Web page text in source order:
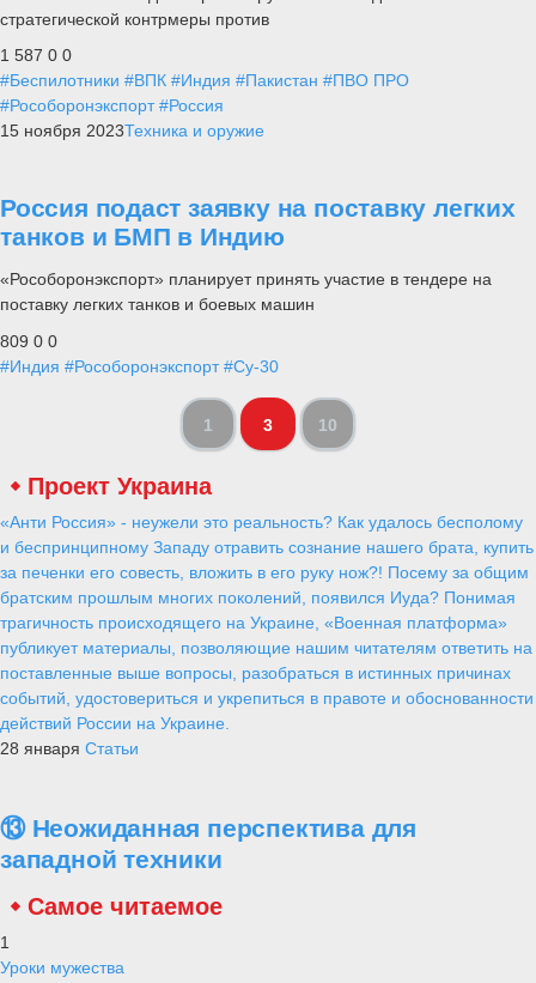
стратегической контрмеры против
1 587 0 0
#Беспилотники #ВПК #Индия #Пакистан #ПВО ПРО
#Рособоронэкспорт #Россия
15 ноября 2023Техника и оружие
Россия подаст заявку на поставку легких
танков и БМП в Индию
«Рособоронэкспорт» планирует принять участие в тендере на
поставку легких танков и боевых машин
809 0 0
#Индия #Рособоронэкспорт #Су-30
1 3 10
Проект Украина
«Анти Россия» - неужели это реальность? Как удалось бесполому
и беспринципному Западу отравить сознание нашего брата, купить
за печенки его совесть, вложить в его руку нож?! Посему за общим
братским прошлым многих поколений, появился Иуда? Понимая
трагичность происходящего на Украине, «Военная платформа»
публикует материалы, позволяющие нашим читателям ответить на
поставленные выше вопросы, разобраться в истинных причинах
событий, удостовериться и укрепиться в правоте и обоснованности
действий России на Украине.
28 января Статьи
⑬ Неожиданная перспектива для
западной техники
Самое читаемое
1
Уроки мужества